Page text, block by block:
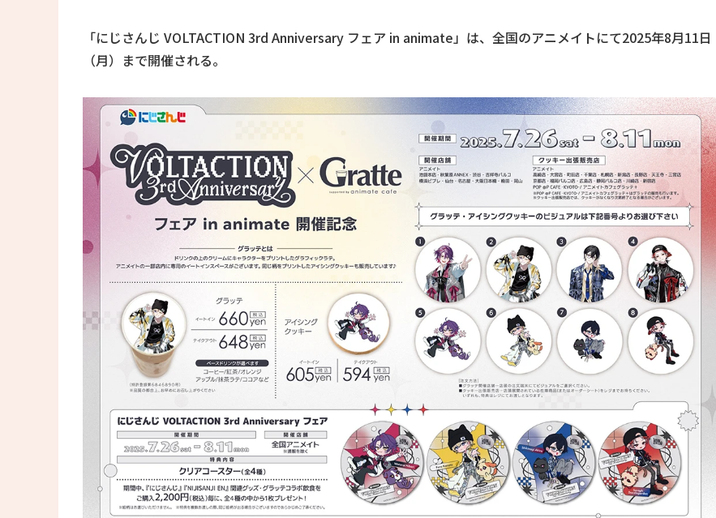
「にじさんじ VOLTACTION 3rd Anniversary フェア in animate」は、全国のアニメイトにて2025年8月11日
（月）まで開催される。